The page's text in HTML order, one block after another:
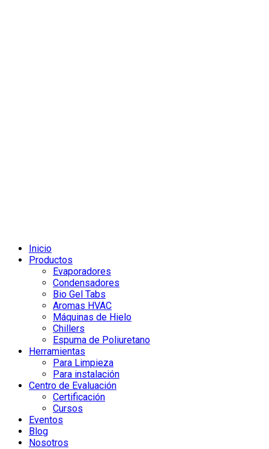
Inicio
Productos
Evaporadores
Condensadores
Bio Gel Tabs
Aromas HVAC
Máquinas de Hielo
Chillers
Espuma de Poliuretano
Herramientas
Para Limpieza
Para instalación
Centro de Evaluación
Certificación
Cursos
Eventos
Blog
Nosotros